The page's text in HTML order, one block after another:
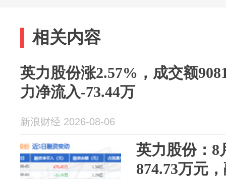
相关内容
英力股份涨2.57%，成交额
力净流入-73.44万
新浪财经 2026-08-06
英力股份：8
874.73万元